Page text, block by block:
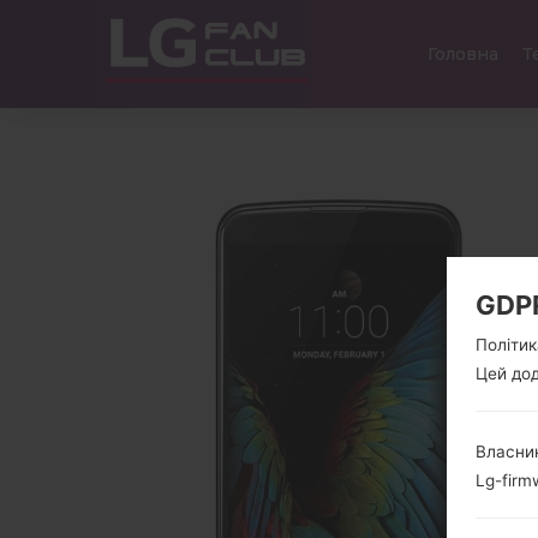
Головна
Цей
Lg-